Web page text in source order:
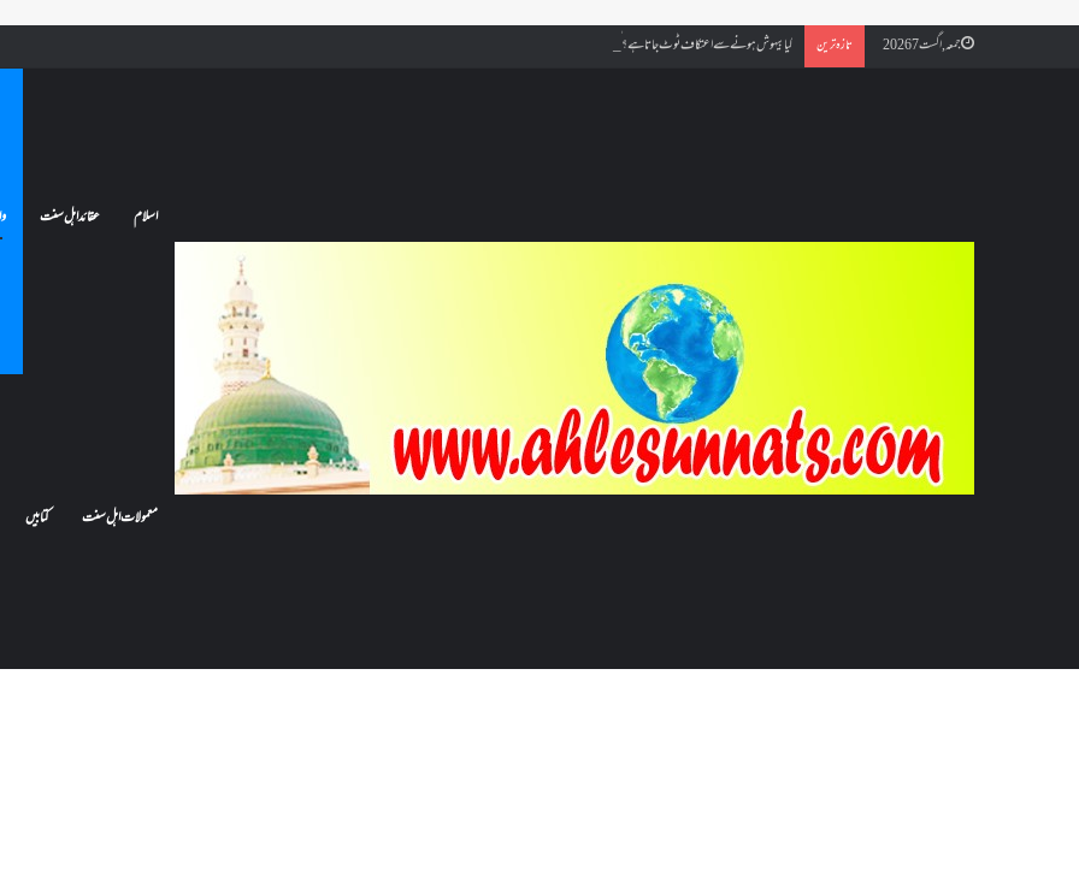
جمعہ, اگست 7 2026 تازہ ترین کیا بیہوش ہونے سے اعتکاف ٹوٹ جاتا ہے؟ اگر معتکف کو احتلام ہو جائے تو کیا اس کا اعتکاف ٹوٹ جائے گا؟فنائے مسجد کسے کہتے ہیں ، اور کیا معتکف فنائے مسجد میں جا سکتا ہے؟
اسلام عقائد اہل سنت
معمولات اہل سنت کتابیں